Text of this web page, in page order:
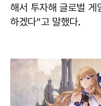
해서 투자해 글로벌 게
하겠다”고 말했다.